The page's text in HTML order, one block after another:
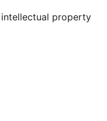
property